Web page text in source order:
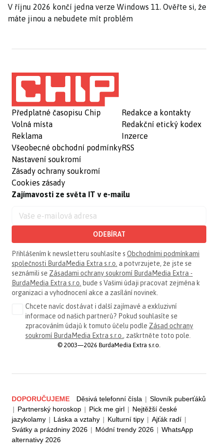
V říjnu 2026 končí jedna verze Windows 11. Ověřte si, že
máte jinou a nebudete mít problém
Předplatné časopisu Chip
Volná místa
Reklama
Všeobecné obchodní podmínky
Nastavení soukromí
Zásady ochrany soukromí
Cookies zásady
Redakce a kontakty
Redakční etický kodex
Inzerce
RSS
Zajímavosti ze světa IT v e-mailu
ODEBÍRAT
Přihlášením k newsletteru souhlasíte s Obchodními podmínkami
společnosti BurdaMedia Extra s.r.o. a potvrzujete, že jste se
seznámili se Zásadami ochrany soukromí BurdaMedia Extra -
BurdaMedia Extra s.r.o. bude s Vašimi údaji pracovat zejména k
organizaci a vyhodnocení akce a zasílání novinek.
Chcete navíc dostávat i další zajímavé a exkluzivní
informace od našich partnerů? Pokud souhlasíte se
zpracováním údajů k tomuto účelu podle Zásad ochrany
soukromí BurdaMedia Extra s.r.o. , zaškrtněte toto pole.
© 2003—2026 BurdaMedia Extra s.r.o.
DOPORUČUJEME Děsivá telefonní čísla | Slovník puberťáků
| Partnerský horoskop | Pick me girl | Nejtěžší české
jazykolamy | Láska a vztahy | Kulturní tipy | Ajťák radí |
Svátky a prázdniny 2026 | Módní trendy 2026 | WhatsApp
alternativy 2026